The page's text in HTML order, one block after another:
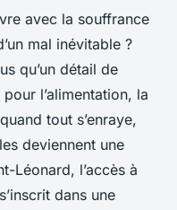
avec la souffrance
mal inévitable ?
qu’un détail de
l’alimentation, la
tout s’enraye,
deviennent une
Léonard, l’accès à
dans une